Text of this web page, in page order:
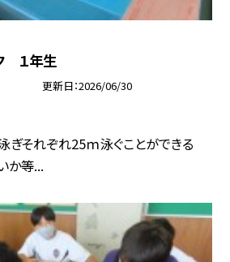
１年生
更新日 2026/06/30
ぎそれぞれ25ｍ泳ぐことができる
か等...